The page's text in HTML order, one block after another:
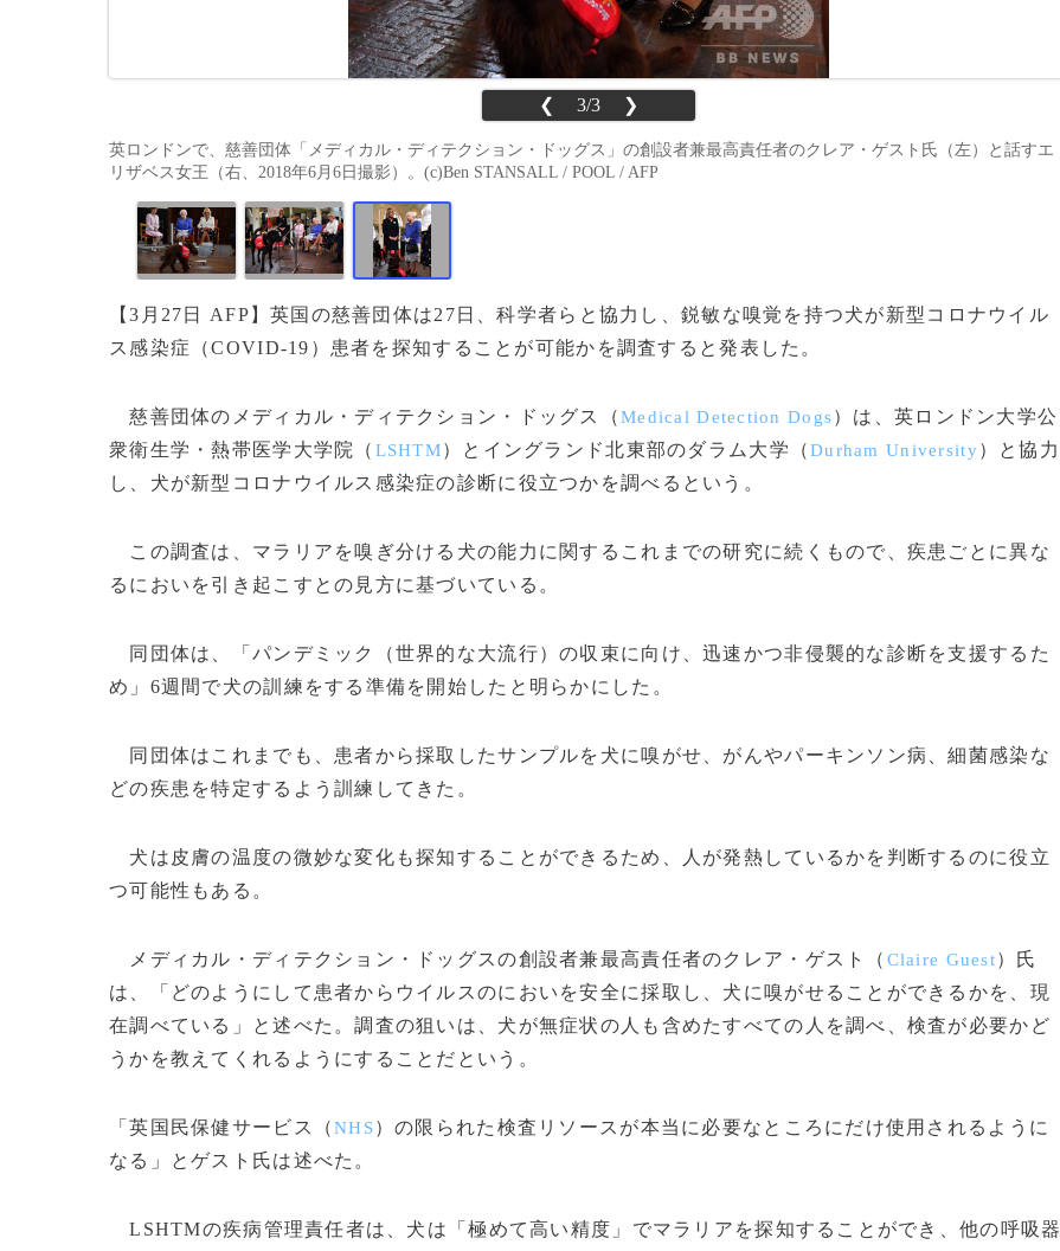
❮ 3/3 ❯
英ロンドンで、慈善団体「メディカル・ディテクション・ドッグス」の創設者兼最高責任者のクレア・ゲスト氏（左）と話すエ
リザベス女王（右、2018年6月6日撮影）。(c)Ben STANSALL / POOL / AFP
【3月27日 AFP】英国の慈善団体は27日、科学者らと協力し、鋭敏な嗅覚を持つ犬が新型コロナウイル
ス感染症（COVID-19）患者を探知することが可能かを調査すると発表した。
慈善団体のメディカル・ディテクション・ドッグス（Medical Detection Dogs）は、英ロンドン大学公
衆衛生学・熱帯医学大学院（ LSHTM）とイングランド北東部のダラム大学（Durham University）と協力
し、犬が新型コロナウイルス感染症の診断に役立つかを調べるという。
この調査は、マラリアを嗅ぎ分ける犬の能力に関するこれまでの研究に続くもので、疾患ごとに異な
るにおいを引き起こすとの見方に基づいている。
同団体は、「パンデミック（世界的な大流行）の収束に向け、迅速かつ非侵襲的な診断を支援するた
め」6週間で犬の訓練をする準備を開始したと明らかにした。
同団体はこれまでも、患者から採取したサンプルを犬に嗅がせ、がんやパーキンソン病、細菌感染な
どの疾患を特定するよう訓練してきた。
犬は皮膚の温度の微妙な変化も探知することができるため、人が発熱しているかを判断するのに役立
つ可能性もある。
メディカル・ディテクション・ドッグスの創設者兼最高責任者のクレア・ゲスト（ Claire Guest）氏
は、「どのようにして患者からウイルスのにおいを安全に採取し、犬に嗅がせることができるかを、現
在調べている」と述べた。調査の狙いは、犬が無症状の人も含めたすべての人を調べ、検査が必要かど
うかを教えてくれるようにすることだという。
「英国民保健サービス（NHS）の限られた検査リソースが本当に必要なところにだけ使用されるように
なる」とゲスト氏は述べた。
LSHTMの疾病管理責任者は、犬は「極めて高い精度」でマラリアを探知することができ、他の呼吸器